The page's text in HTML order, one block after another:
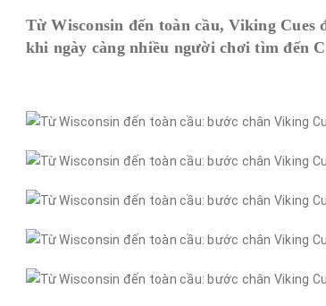
Từ Wisconsin đến toàn cầu, Viking
khi ngày càng nhiều người chơi tìm đến